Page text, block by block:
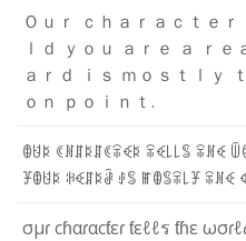
Ｏ ｕ ｒ ｃ ｈ ａ ｒ ａ ｃ ｔ ｅ ｒ
ｌ ｄ ｙ ｏ ｕ ａ ｒ ｅ ａ ｒ ｅ
ａ ｒ ｄ ｉ ｓ ｍ ｏ ｓ ｔ ｌ ｙ ｔ
ｏ ｎ ｐ ｏ ｉ ｎ ｔ .
ꂦꐇꌅ ꀯꍩꁲꌅꁲꀯꋖꈼꌅ ꋖꈼ꒒꒒ꌚ ꋖꍩꈼ ꅏ
ꐞꂦꐇꌅ ꋰꈼꁲꌅꂠꂑꌚ ꂵꂦꌚꋖ꒒ꐞꋖꍩꈼ
σµɾcɦαɾαcƭεɾƭεℓℓร ƭɦε ωσɾℓ